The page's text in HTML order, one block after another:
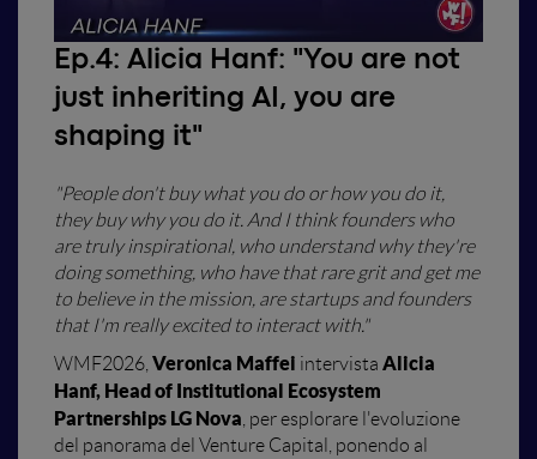
Ep.4: Alicia Hanf: "You are not
just inheriting AI, you are
shaping it"
"People don't buy what you do or how you do it,
they buy why you do it. And I think founders who
are truly inspirational, who understand why they're
doing something, who have that rare grit and get me
to believe in the mission, are startups and founders
that I'm really excited to interact with."
WMF2026, Veronica Maffei intervista Alicia
Hanf, Head of Institutional Ecosystem
Partnerships LG Nova , per esplorare l'evoluzione
del panorama del Venture Capital, ponendo al